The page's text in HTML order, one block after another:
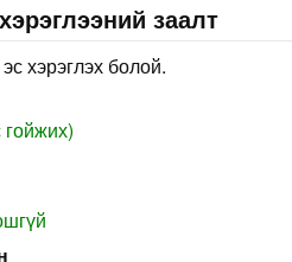
заалт
хэрэглэх болой.